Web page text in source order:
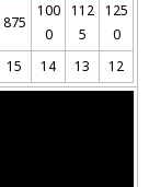
875
100
0
112
5
125
0
15 14 13 12